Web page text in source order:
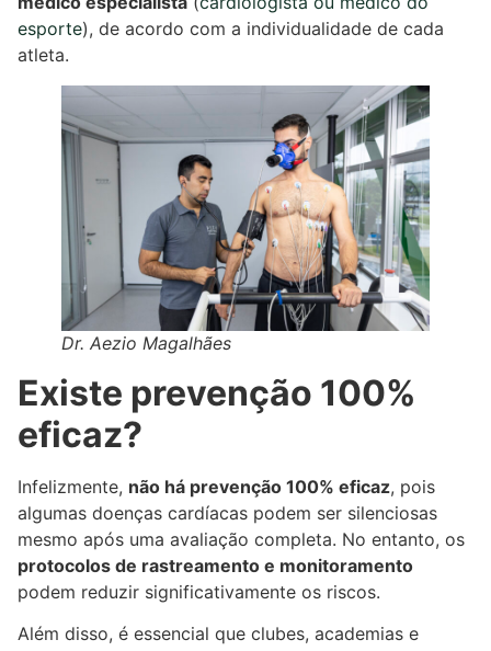
esporte), de acordo com a individualidade de cada
atleta.
Dr. Aezio Magalhães
Existe prevenção 100%
eficaz?
Infelizmente, não há prevenção 100% eficaz, pois
algumas doenças cardíacas podem ser silenciosas
mesmo após uma avaliação completa. No entanto, os
protocolos de rastreamento e monitoramento
podem reduzir significativamente os riscos.
Além disso, é essencial que clubes, academias e